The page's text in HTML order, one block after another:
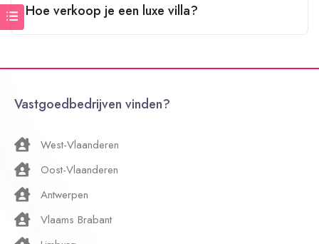
Hoe verkoop je een luxe villa?
Vastgoedbedrijven vinden?
West-Vlaanderen
Oost-Vlaanderen
Antwerpen
Vlaams Brabant